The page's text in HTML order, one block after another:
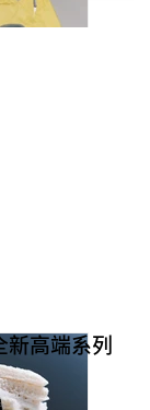
新高端系列